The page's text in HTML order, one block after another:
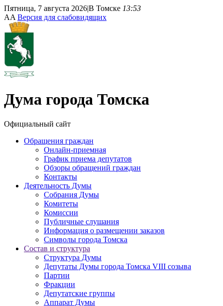
Пятница, 7 августа 2026|В Томске 13:53
AA Версия для слабовидящих
Дума города Томска
Официальный сайт
Обращения граждан
Онлайн-приемная
График приема депутатов
Обзоры обращений граждан
Контакты
Деятельность Думы
Собрания Думы
Комитеты
Комиссии
Публичные слушания
Информация о размещении заказов
Символы города Томска
Состав и структура
Структура Думы
Депутаты Думы города Томска VIII созыва
Партии
Фракции
Депутатские группы
Аппарат Думы